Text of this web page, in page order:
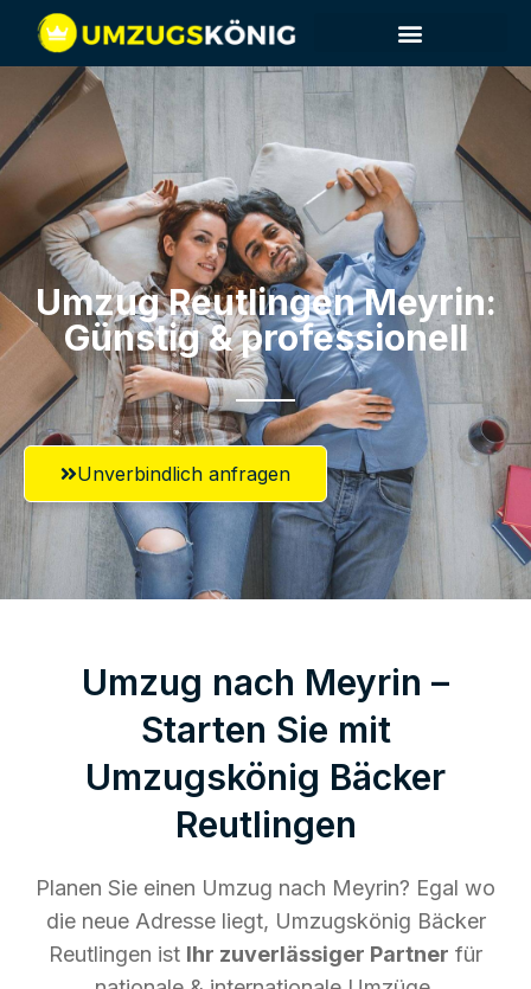
Umzug Reutlingen​ Meyrin:
Günstig & professionell​
Unverbindlich anfragen
Umzug nach Meyrin –
Starten Sie mit
Umzugskönig Bäcker
Reutlingen
Planen Sie einen Umzug nach Meyrin? Egal wo
die neue Adresse liegt, Umzugskönig Bäcker
Reutlingen ist Ihr zuverlässiger Partner für